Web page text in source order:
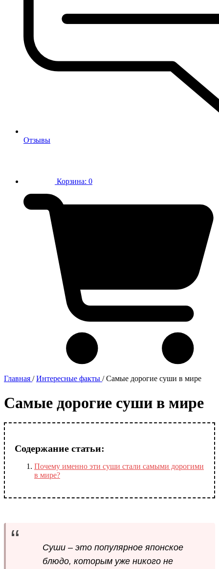
Отзывы
Корзина: 0
Главная / Интересные факты / Самые дорогие суши в мире
Самые дорогие суши в мире
Содержание статьи:
Почему именно эти суши стали самыми дорогими
в мире?
Суши – это популярное японское
блюдо, которым уже никого не